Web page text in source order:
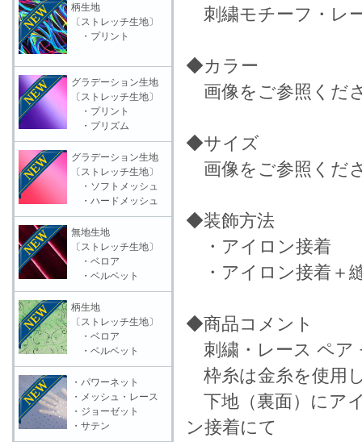
刺繍モチーフ・レ
◆カラー
画像をご参照くだ
◆サイズ
画像をご参照くだ
◆装飾方法
・アイロン接着
・アイロン接着＋
◆商品コメント
刺繍・レース ペア
枠糸は金糸を使用
下地（裏面）にア
ン接着にて
柄生地
〔ストレッチ生地〕
・プリント
グラデーション生地
〔ストレッチ生地〕
・プリント
・プリズム
グラデーション生地
〔ストレッチ生地〕
・ソフトメッシュ
・ハードメッシュ
無地生地
〔ストレッチ生地〕
・ベロア
・ベルベット
柄生地
〔ストレッチ生地〕
・ベロア
・ベルベット
・パワーネット
・メッシュ・レース
・ジョーゼット
・サテン